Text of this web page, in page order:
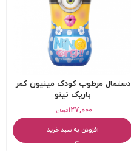
دستمال مرطوب کودک مینیون کمر
باريک نینو
تومان۱۲۷,۰۰۰
افزودن به سبد خرید